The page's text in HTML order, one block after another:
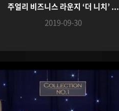
주얼리 비즈니스 라운지 ‘더 니치’ ...
2019-09-30